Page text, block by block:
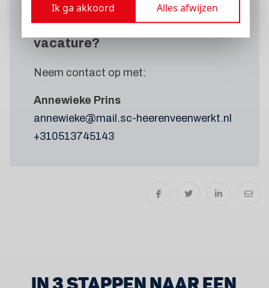
Ik ga akkoord Alles afwijzen
Wil je meer wetenover deze
vacature?
Neem contact op met:
Annewieke Prins
annewieke@mail.sc-heerenveenwerkt.nl
+310513745143